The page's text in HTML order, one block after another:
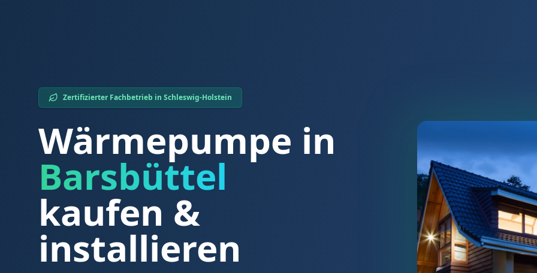
Zertifizierter Fachbetrieb in Schleswig-Holstein
Wärmepumpe in
Barsbüttel
kaufen &
installieren